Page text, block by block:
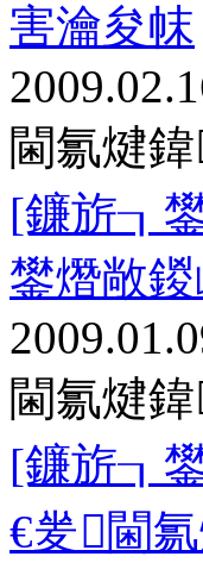
害瀹夋帓
閫氱煡
[鐮旂┒
鐢熸敞
閫氱煡
[鐮旂┒
€夎閫